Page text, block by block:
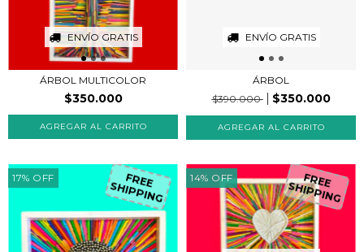
ENVÍO GRATIS
ÁRBOL MULTICOLOR
$350.000
ENVÍO GRATIS
ÁRBOL
$390.000
$350.000
17% OFF FREE
SHIPPING
14% OFF FREE
SHIPPING